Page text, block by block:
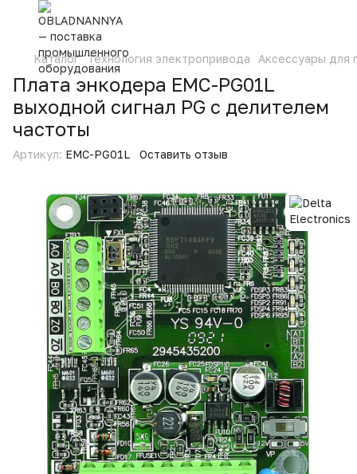
Каталог Технология электропривода Аксессуары для
Плата энкодера EMC-PG01L
выходной сигнал PG с делителем
частоты
Артикул: EMC-PG01L Оставить отзыв